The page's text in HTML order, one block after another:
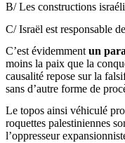
B/ Les constructions
C/ Israël est responsable
C’est évidemment un
moins la paix que la
causalité repose sur la
sans d’autre forme de
Le topos ainsi véhiculé
roquettes palestiniennes
l’oppresseur